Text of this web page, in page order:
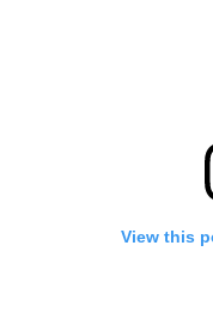
View this